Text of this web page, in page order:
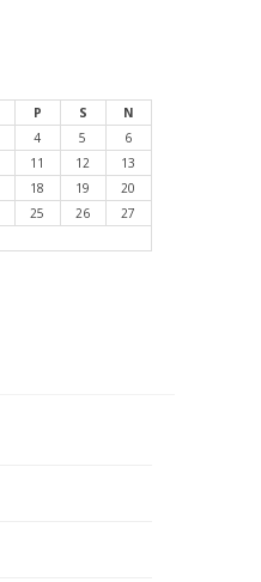
P S
N
4 5
6
11 12
13
18 19
20
25 26
27